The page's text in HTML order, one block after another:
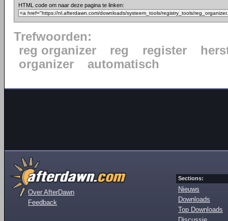
HTML code om naar deze pagina te linken:
Trefwoorden:
reg organizer
reg register
organizer
automatisch
Over AfterDawn
Feedback
Sections:
Nieuws
Downloads
Top Downloads